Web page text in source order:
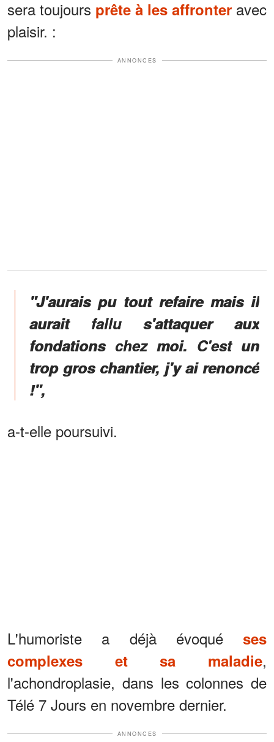
sera toujours prête à les affronter avec
plaisir. :
ANNONCES
"J'aurais pu tout refaire mais il
aurait fallu s'attaquer aux
fondations chez moi. C'est un
trop gros chantier, j'y ai renoncé
!",
a-t-elle poursuivi.
L'humoriste a déjà évoqué ses
complexes et sa maladie,
l'achondroplasie, dans les colonnes de
Télé 7 Jours en novembre dernier.
ANNONCES